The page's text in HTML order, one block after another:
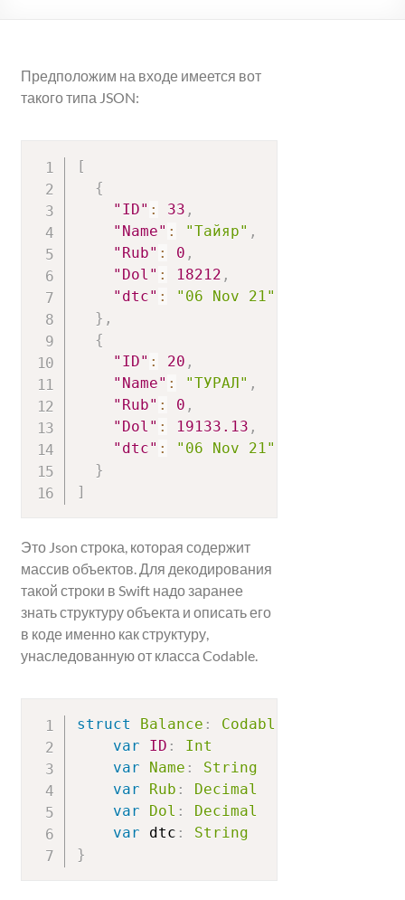
Предположим на входе имеется вот
такого типа JSON:
[
{
"ID" : 33 ,
"Name" : "Тайяр" ,
"Rub" : 0 ,
"Dol" : 18212 ,
"dtc" :
"06 Nov 21"
} ,
{
"ID" : 20 ,
"Name" : "ТУРАЛ" ,
"Rub" : 0 ,
"Dol" : 19133.13 ,
"dtc" :
"06 Nov 21"
}
]
Это Json строка, которая содержит
массив объектов. Для декодирования
такой строки в Swift надо заранее
знать структуру объекта и описать его
в коде именно как структуру,
унаследованную от класса Codable.
struct Balance : Codable
var
ID :
Int
var
Name :
String
var
Rub :
Decimal
var
Dol :
Decimal
var dtc :
String
}